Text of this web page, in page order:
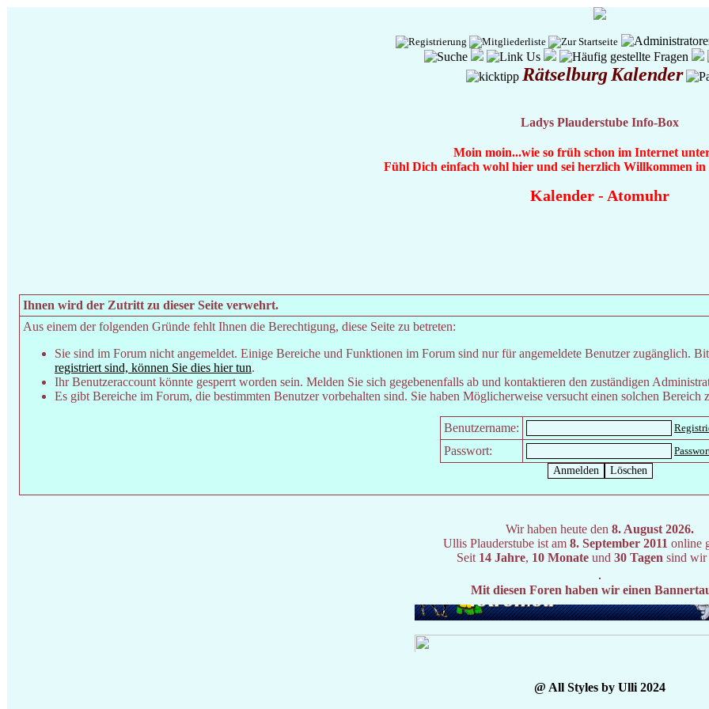
Rätselburg Kalender
Ladys Plauderstube Info-Box
Moin moin...wie so früh schon im Internet
Fühl Dich einfach wohl hier und sei herzlich Willkommen in
Kalender - Atomuhr
Ihnen wird der Zutritt zu dieser Seite verwehrt.
Aus einem der folgenden Gründe fehlt Ihnen die Berechtigung, diese Seite zu betreten:
Sie sind im Forum nicht angemeldet. Einige Bereiche und Funktionen im Forum sind nur für angemeldete Benutzer zugänglich.
registriert sind, können Sie dies hier tun.
Ihr Benutzeraccount könnte gesperrt worden sein. Melden Sie sich gegebenenfalls ab und kontaktieren den zuständigen
Es gibt Bereiche im Forum, die bestimmten Benutzer vorbehalten sind. Sie haben Möglicherweise versucht einen solchen Bereich
Benutzername:
Passwort:
Wir haben heute den 8. August 2026.
Ullis Plauderstube ist am 8. September 2011 online
Seit 14 Jahre, 10 Monate und 30 Tagen sind wir
Mit diesen Foren haben wir einen
@ All Styles by Ulli 2024